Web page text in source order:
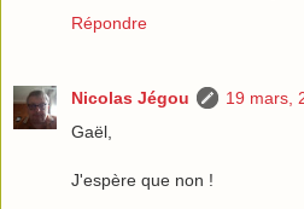
Répondre
Nicolas Jégou
19 mars,
Gaël,
J'espère que non !